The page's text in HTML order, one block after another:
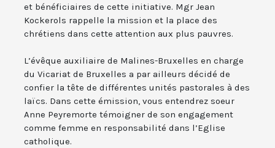
et bénéficiaires de cette initiative. Mgr Jean
Kockerols rappelle la mission et la place des
chrétiens dans cette attention aux plus pauvres.
L’évêque auxiliaire de Malines-Bruxelles en charge
du Vicariat de Bruxelles a par ailleurs décidé de
confier la tête de différentes unités pastorales à des
laïcs. Dans cette émission, vous entendrez soeur
Anne Peyremorte témoigner de son engagement
comme femme en responsabilité dans l’Eglise
catholique.